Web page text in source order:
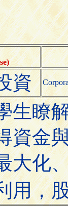
資
生瞭
資金
大化
用，